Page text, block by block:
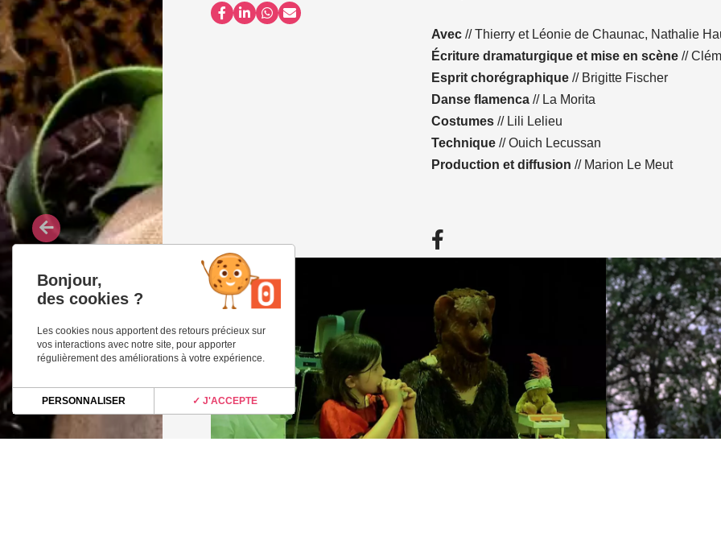
Partager sur Facebook
Partager sur LinkedIn
Partager sur WhatsApp
Partager par email
Avec // Thierry et Léonie de Chaunac, Nathalie
Écriture dramaturgique et mise en scène //
Esprit chorégraphique // Brigitte Fischer
Danse flamenca // La Morita
Costumes // Lili Lelieu
Technique // Ouich Lecussan
Production et diffusion // Marion Le Meut
Facebook
Bonjour,
des cookies ?
Les cookies nous apportent des retours précieux sur
vos interactions avec notre site, pour apporter
régulièrement des améliorations à votre expérience.
✓ J'ACCEPTE
PERSONNALISER